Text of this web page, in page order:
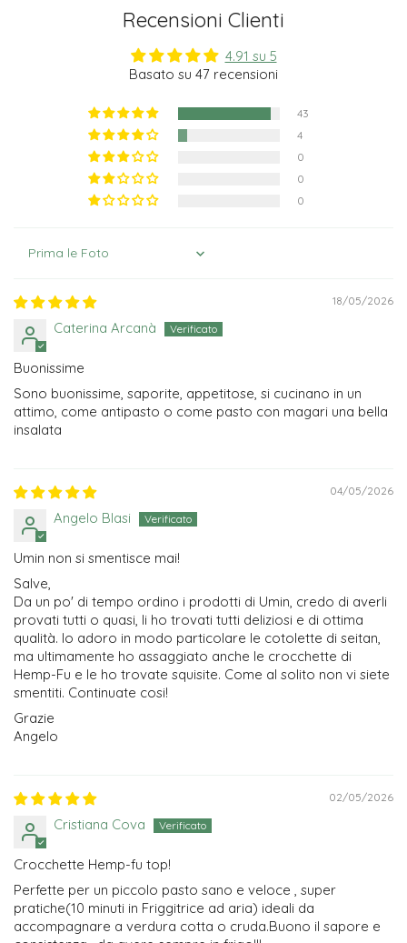
Recensioni Clienti
4.91 su 5
Basato su 47 recensioni
43
4
0
0
0
Sort by
18/05/2026
Caterina Arcanà
Buonissime
Sono buonissime, saporite, appetitose, si cucinano in un
attimo, come antipasto o come pasto con magari una bella
insalata
04/05/2026
Angelo Blasi
Umin non si smentisce mai!
Salve,
Da un po' di tempo ordino i prodotti di Umin, credo di averli
provati tutti o quasi, li ho trovati tutti deliziosi e di ottima
qualità. Io adoro in modo particolare le cotolette di seitan,
ma ultimamente ho assaggiato anche le crocchette di
Hemp-Fu e le ho trovate squisite. Come al solito non vi siete
smentiti. Continuate cosi!
Grazie
Angelo
02/05/2026
Cristiana Cova
Crocchette Hemp-fu top!
Perfette per un piccolo pasto sano e veloce , super
pratiche(10 minuti in Friggitrice ad aria) ideali da
accompagnare a verdura cotta o cruda.Buono il sapore e